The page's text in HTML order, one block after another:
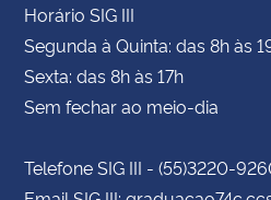
Horário SIG III
Segunda à Quinta: das 8h às
Sexta: das 8h às 17h
Sem fechar ao meio-dia
Telefone SIG III - (55)3220-